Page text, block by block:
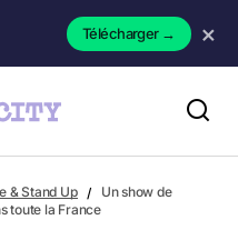
Télécharger→ ×
& Stand Up
Un show de
toute la France